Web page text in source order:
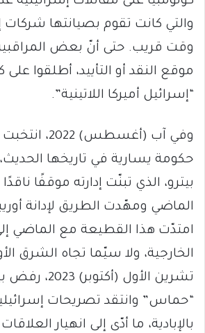
والتي كانت تقوم بصيانتها شركات
وقت قريب. حتى أنّ بعض
موقع النقد أو التأييد، أطلقوا
“إسرائيل أميركا اللاتينية”.
وفي آب (أغسطس)
حكومة يسارية في تاريخها
بيترو، الذي تبنّت إدارته موقفًا
الماضي ومهّدت الطريق لإدانة
امتدّت هذا القطيعة مع الماضي
تشرين الأول
“حماس” وانتقد تصريحات
بالإبادية، ما أدّى إلى انهيار